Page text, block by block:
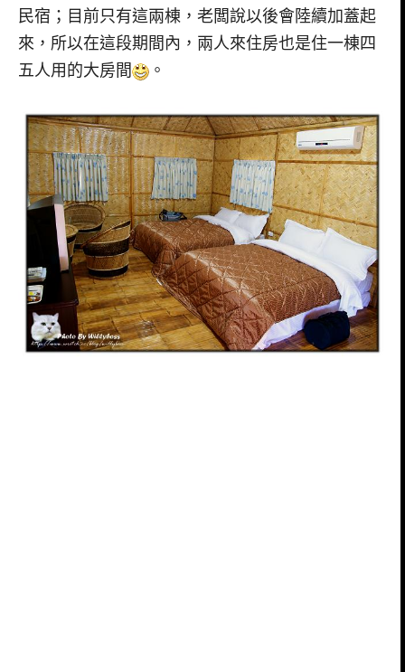
民宿；目前只有這兩棟，老闆說以後會陸續加蓋起
來，所以在這段期間內，兩人來住房也是住一棟四
五人用的大房間
。